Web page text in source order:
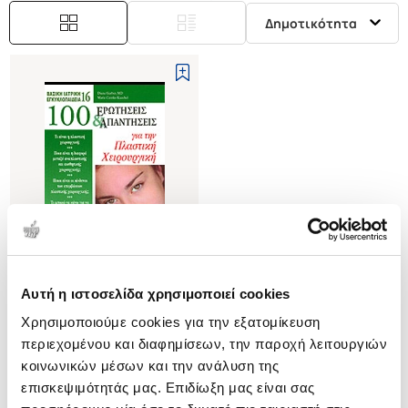
Αυτή η ιστοσελίδα χρησιμοποιεί cookies
Χρησιμοποιούμε cookies για την εξατομίκευση
περιεχομένου και διαφημίσεων, την παροχή λειτουργιών
κοινωνικών μέσων και την ανάλυση της
επισκεψιμότητάς μας. Επιδίωξη μας είναι σας
Δημοτικότητα
(0)
100 ΕΡΩΤΗΣΕΙΣ ΚΑΙ
ΑΠΑΝΤΗΣΕΙΣ ΓΙΑ ΤΗΝ ΠΛΑΣΤΙΚΗ
ΧΕΙΡΟΥΡΓΙΚΗ
GERBER DIANE
Κωδ. Πολιτείας:2640-0566